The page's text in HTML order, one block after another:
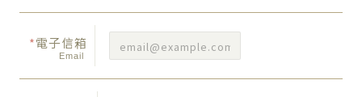
*電子信箱
Email